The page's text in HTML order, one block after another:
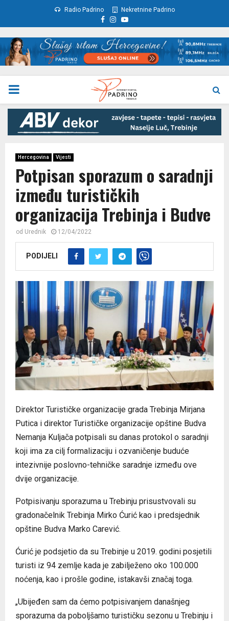
Radio Padrino Nekretnine Padrino
Facebook
Instagram
Youtube
PRIMARY
MENU
Hercegovina Vijesti
Potpisan sporazum o saradnji
između turističkih
organizacija Trebinja i Budve
od Urednik 12/04/2022
PODIJELI
Direktor Turističke organizacije grada Trebinja Mirjana
Putica i direktor Turističke organizacije opštine Budva
Nemanja Kuljača potpisali su danas protokol o saradnji
koji ima za cilj formalizaciju i ozvaničenje buduće
intezivnije poslovno-tehničke saradnje između ove
dvije organizacije.
Potpisivanju sporazuma u Trebinju prisustvovali su
gradonačelnik Trebinja Mirko Ćurić kao i predsjednik
opštine Budva Marko Carević.
Ćurić je podsjetio da su Trebinje u 2019. godini posjetili
turisti iz 94 zemlje kada je zabilježeno oko 100.000
noćenja, kao i prošle godine, istakavši značaj toga.
„Ubijeđen sam da ćemo potpisivanjem današnjeg
sporazuma da poboljšamo turističku sezonu u Trebinju i